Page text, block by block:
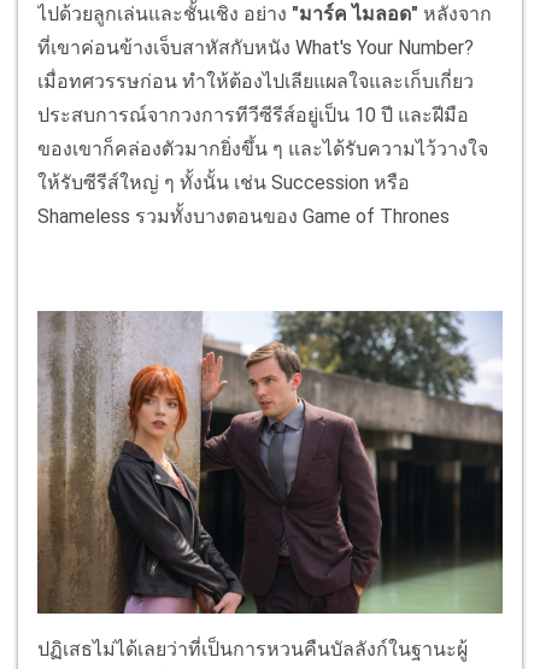
ไปด้วยลูกเล่นและชั้นเชิง อย่าง "มาร์ค ไมลอด" หลังจาก
ที่เขาค่อนข้างเจ็บสาหัสกับหนัง What's Your Number?
เมื่อทศวรรษก่อน ทำให้ต้องไปเลียแผลใจและเก็บเกี่ยว
ประสบการณ์จากวงการทีวีซีรีส์อยู่เป็น 10 ปี และฝีมือ
ของเขาก็คล่องตัวมากยิ่งขึ้น ๆ และได้รับความไว้วางใจ
ให้รับซีรีส์ใหญ่ ๆ ทั้งนั้น เช่น Succession หรือ
Shameless รวมทั้งบางตอนของ Game of Thrones
ปฏิเสธไม่ได้เลยว่าที่เป็นการหวนคืนบัลลังก์ในฐานะผู้